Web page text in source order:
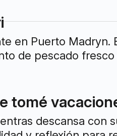
en Puerto Madryn.
de pescado fresco
tomé
descansa con